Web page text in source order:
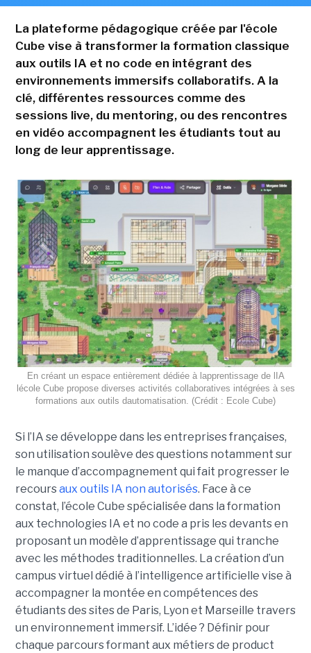
La plateforme pédagogique créée par l'école
Cube vise à transformer la formation classique
aux outils IA et no code en intégrant des
environnements immersifs collaboratifs. A la
clé, différentes ressources comme des
sessions live, du mentoring, ou des rencontres
en vidéo accompagnent les étudiants tout au
long de leur apprentissage.
En créant un espace entièrement dédiée à lapprentissage de lIA
lécole Cube propose diverses activités collaboratives intégrées à ses
formations aux outils dautomatisation. (Crédit : Ecole Cube)
Si l’IA se développe dans les entreprises françaises,
son utilisation soulève des questions notamment sur
le manque d’accompagnement qui fait progresser le
recoursaux outils IA non autorisés. Face à ce
constat, l’école Cube spécialisée dans la formation
aux technologies IA et no code a pris les devants en
proposant un modèle d’apprentissage qui tranche
avec les méthodes traditionnelles. La création d’un
campus virtuel dédié à l’intelligence artificielle vise à
accompagner la montée en compétences des
étudiants des sites de Paris, Lyon et Marseille travers
un environnement immersif. L’idée ? Définir pour
chaque parcours formant aux métiers de product